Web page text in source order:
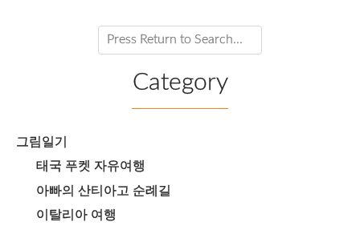
Category
그림일기
태국 푸켓 자유여행
아빠의 산티아고 순례길
이탈리아 여행